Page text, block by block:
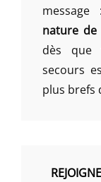
message
nature de
dès que
secours
plus brefs